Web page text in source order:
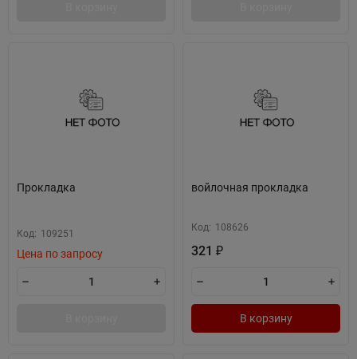
Прокладка
Код: 109251
Цена по запросу
войлочная прокладка
Код: 108626
321 ₽
В корзину